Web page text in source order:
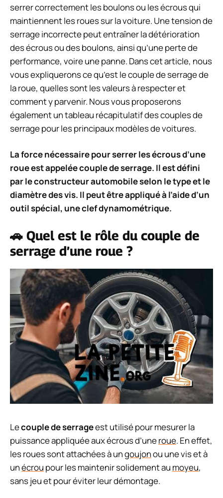
serrer correctement les boulons ou les écrous qui
maintiennent les roues sur la voiture. Une tension de
serrage incorrecte peut entraîner la détérioration
des écrous ou des boulons, ainsi qu’une perte de
performance, voire une panne. Dans cet article, nous
vous expliquerons ce qu’est le couple de serrage de
la roue, quelles sont les valeurs à respecter et
comment y parvenir. Nous vous proposerons
également un tableau récapitulatif des couples de
serrage pour les principaux modèles de voitures.
La force nécessaire pour serrer les écrous d’une
roue est appelée couple de serrage. Il est défini
par le constructeur automobile selon le type et le
diamètre des vis. Il peut être appliqué à l’aide d’un
outil spécial, une clef dynamométrique.
🚗 Quel est le rôle du couple de
serrage d’une roue ?
Lecouple de serrageest utilisé pour mesurer la
puissance appliquée aux écrous d’uneroue. En effet,
les roues sont attachées à ungoujonou une vis et à
unécrou pour les maintenir solidement au moyeu,
sans jeu et pour éviter leur démontage.